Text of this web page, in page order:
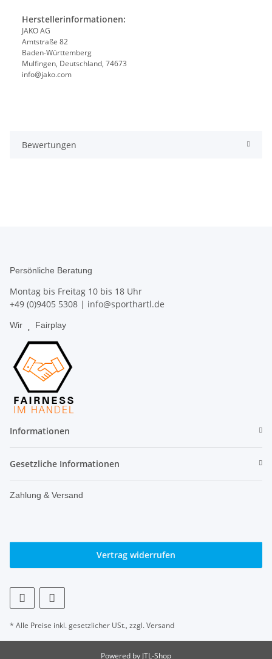
Herstellerinformationen:
JAKO AG
Amtstraße 82
Baden-Württemberg
Mulfingen, Deutschland, 74673
info@jako.com
Bewertungen
Persönliche Beratung
Montag bis Freitag 10 bis 18 Uhr
+49 (0)9405 5308 | info@sporthartl.de
Wir Fairplay
Informationen
Gesetzliche Informationen
Zahlung & Versand
Vertrag widerrufen
* Alle Preise inkl. gesetzlicher USt., zzgl.Versand
Powered by JTL-Shop